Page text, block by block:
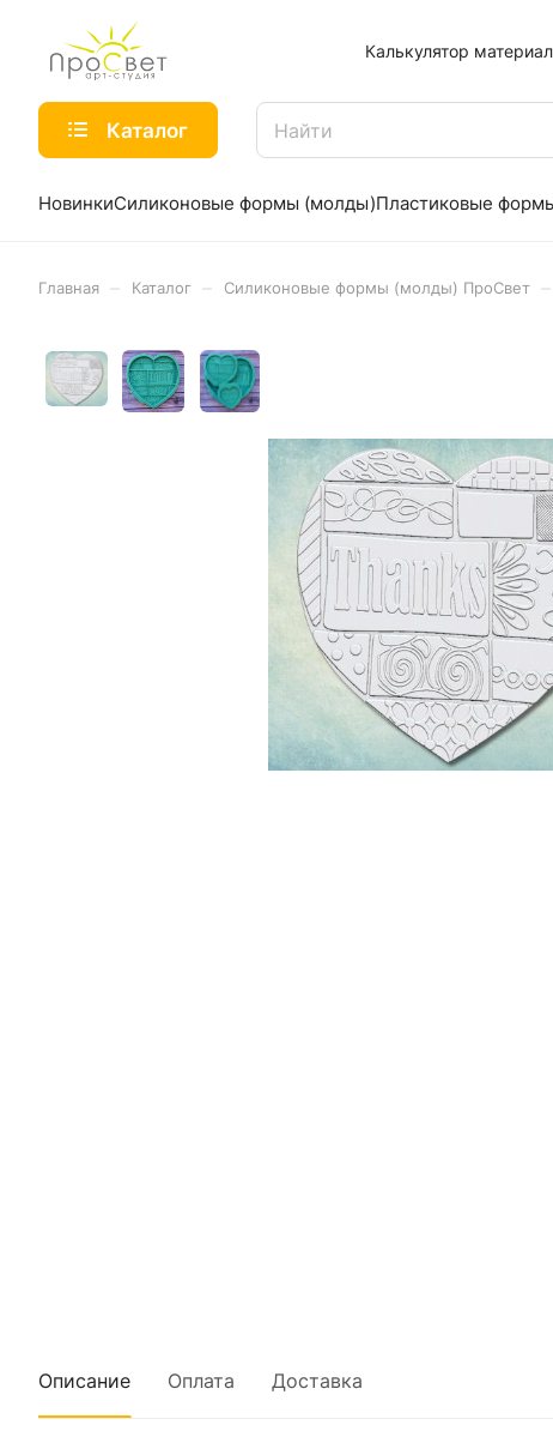
Калькулятор
Каталог
НовинкиСиликоновые формы (молды)Пластиковые
Главная Каталог Силиконовые формы (молды) ПроСвет
Описание Оплата Доставка